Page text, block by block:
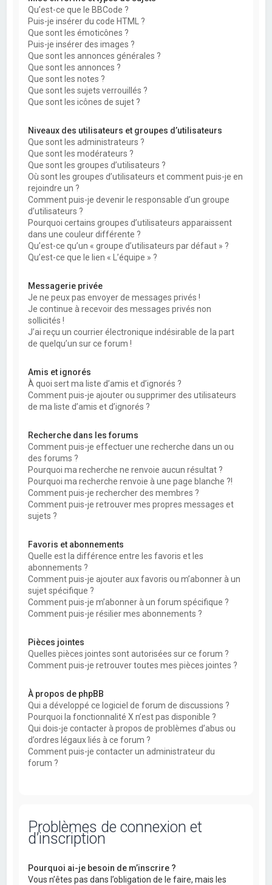
Qu’est-ce que le BBCode ?
Puis-je insérer du code HTML ?
Que sont les émoticônes ?
Puis-je insérer des images ?
Que sont les annonces générales ?
Que sont les annonces ?
Que sont les notes ?
Que sont les sujets verrouillés ?
Que sont les icônes de sujet ?
Niveaux des utilisateurs et groupes d’utilisateurs
Que sont les administrateurs ?
Que sont les modérateurs ?
Que sont les groupes d’utilisateurs ?
Où sont les groupes d’utilisateurs et comment puis-je en
rejoindre un ?
Comment puis-je devenir le responsable d’un groupe
d’utilisateurs ?
Pourquoi certains groupes d’utilisateurs apparaissent
dans une couleur différente ?
Qu’est-ce qu’un « groupe d’utilisateurs par défaut » ?
Qu’est-ce que le lien « L’équipe » ?
Messagerie privée
Je ne peux pas envoyer de messages privés !
Je continue à recevoir des messages privés non
sollicités !
J’ai reçu un courrier électronique indésirable de la part
de quelqu’un sur ce forum !
Amis et ignorés
À quoi sert ma liste d’amis et d’ignorés ?
Comment puis-je ajouter ou supprimer des utilisateurs
de ma liste d’amis et d’ignorés ?
Recherche dans les forums
Comment puis-je effectuer une recherche dans un ou
des forums ?
Pourquoi ma recherche ne renvoie aucun résultat ?
Pourquoi ma recherche renvoie à une page blanche ?!
Comment puis-je rechercher des membres ?
Comment puis-je retrouver mes propres messages et
sujets ?
Favoris et abonnements
Quelle est la différence entre les favoris et les
abonnements ?
Comment puis-je ajouter aux favoris ou m’abonner à un
sujet spécifique ?
Comment puis-je m’abonner à un forum spécifique ?
Comment puis-je résilier mes abonnements ?
Pièces jointes
Quelles pièces jointes sont autorisées sur ce forum ?
Comment puis-je retrouver toutes mes pièces jointes ?
À propos de phpBB
Qui a développé ce logiciel de forum de discussions ?
Pourquoi la fonctionnalité X n’est pas disponible ?
Qui dois-je contacter à propos de problèmes d’abus ou
d’ordres légaux liés à ce forum ?
Comment puis-je contacter un administrateur du
forum ?
Problèmes de connexion et
d’inscription
Pourquoi ai-je besoin de m’inscrire ?
Vous n’êtes pas dans l’obligation de le faire, mais les